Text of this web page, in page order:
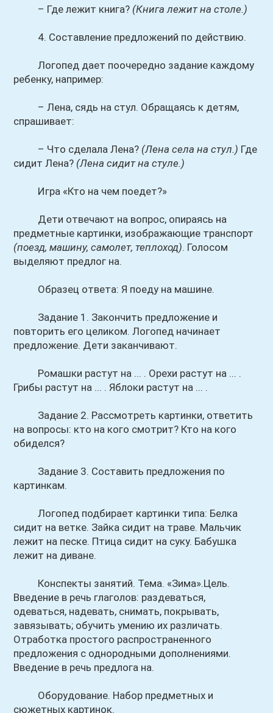
– Где лежит книга? (Книга лежит на столе.)
4. Составление предложений по действию.
Логопед дает поочередно задание каждому
ребенку, например:
– Лена, сядь на стул. Обращаясь к детям,
спрашивает:
– Что сделала Лена? (Лена села на стул.) Где
сидит Лена? (Лена сидит на стуле.)
Игра «Кто на чем поедет?»
Дети отвечают на вопрос, опираясь на
предметные картинки, изображающие транспорт
(поезд, машину, самолет, теплоход). Голосом
выделяют предлог на.
Образец ответа: Я поеду на машине.
Задание 1. Закончить предложение и
повторить его целиком. Логопед начинает
предложение. Дети заканчивают.
Ромашки растут на ... . Орехи растут на ... .
Грибы растут на ... . Яблоки растут на ... .
Задание 2. Рассмотреть картинки, ответить
на вопросы: кто на кого смотрит? Кто на кого
обиделся?
Задание 3. Составить предложения по
картинкам.
Логопед подбирает картинки типа: Белка
сидит на ветке. Зайка сидит на траве. Мальчик
лежит на песке. Птица сидит на суку. Бабушка
лежит на диване.
Конспекты занятий. Тема. «Зима».Цель.
Введение в речь глаголов: раздеваться,
одеваться, надевать, снимать, покрывать,
завязывать; обучить умению их различать.
Отработка простого распространенного
предложения с однородными дополнениями.
Введение в речь предлога на.
Оборудование. Набор предметных и
сюжетных картинок.